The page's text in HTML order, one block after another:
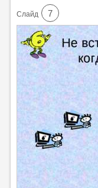
Cлайд 7